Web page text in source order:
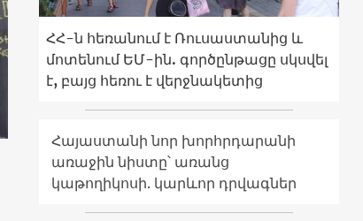
ՀՀ-ն հեռանում է Ռուսաստանից և
մոտենում ԵՄ-ին. գործընթացը սկսվել
է, բայց հեռու է վերջնակետից
Հայաստանի նոր խորհրդարանի
առաջին նիստը՝ առանց
կաթողիկոսի. կարևոր դրվագներ